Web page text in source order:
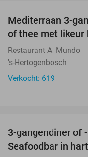
Mediterraan 3-
of thee met likeur
Restaurant Al Mundo
's-Hertogenbosch
Verkocht: 619
3-gangendiner of
Seafoodbar in